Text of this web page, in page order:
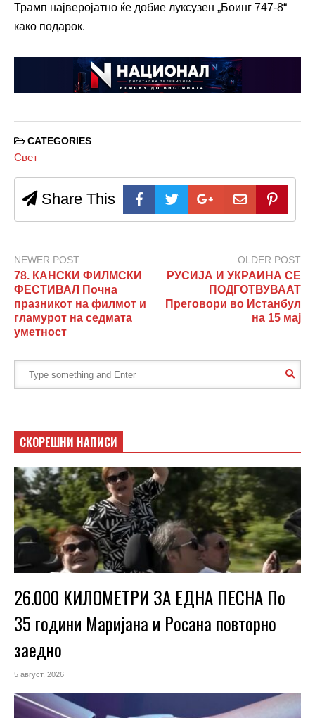
Трамп најверојатно ќе добие луксузен „Боинг 747-8“
како подарок.
CATEGORIES
Свет
Share This
NEWER POST
78. КАНСКИ ФИЛМСКИ
ФЕСТИВАЛ Почна
празникот на филмот и
гламурот на седмата
уметност
OLDER POST
РУСИЈА И УКРАИНА СЕ
ПОДГОТВУВААТ
Преговори во Истанбул
на 15 мај
СКОРЕШНИ НАПИСИ
26.000 КИЛОМЕТРИ ЗА ЕДНА ПЕСНА По
35 години Маријана и Росана повторно
заедно
5 август, 2026